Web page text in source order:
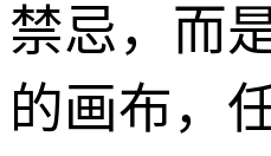
禁忌，而
的画布，